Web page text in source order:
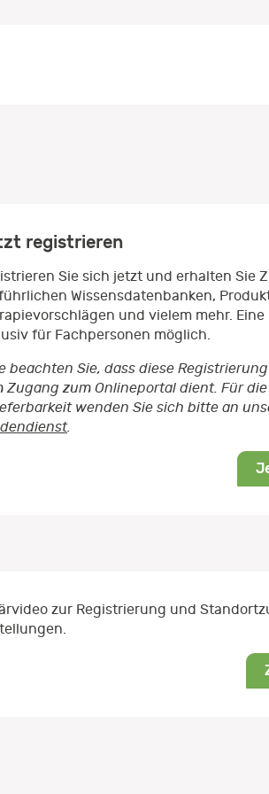
registrieren
Sie sich jetzt und erhalten Sie
Wissensdatenbanken,
und vielem mehr.
für Fachpersonen möglich.
beachten Sie, dass diese
Zugang zum Onlineportal dient. Für
wenden Sie sich bitte an
.
zur Registrierung und